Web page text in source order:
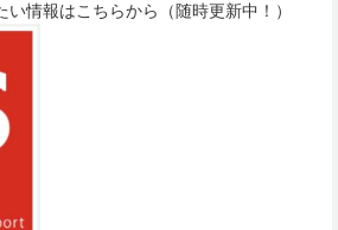
情報はこちらから（随時更新中！）